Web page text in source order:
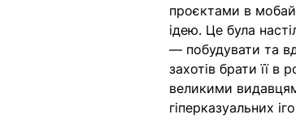
проєктами в
ідею. Це була
— побудувати та
захотів брати її
великими
гіперказуальних